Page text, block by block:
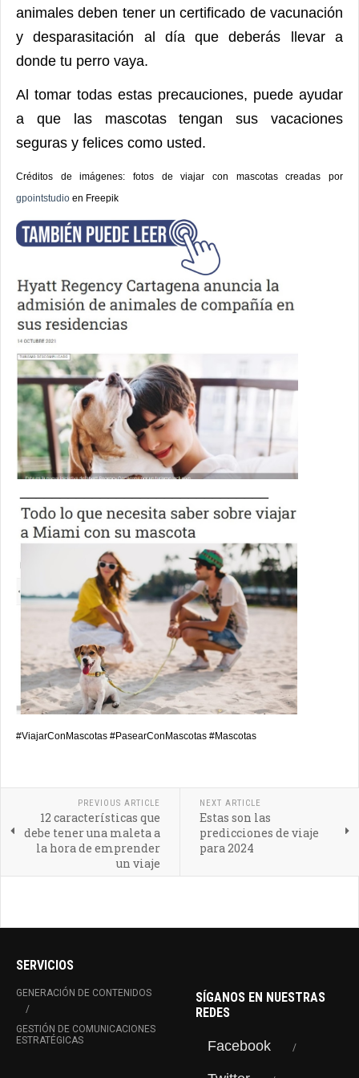
animales deben tener un certificado de vacunación
y desparasitación al día que deberás llevar a
donde tu perro vaya.
Al tomar todas estas precauciones, puede ayudar
a que las mascotas tengan sus vacaciones
seguras y felices como usted.
Créditos de imágenes: fotos de viajar con mascotas creadas por
gpointstudio en Freepik
#ViajarConMascotas #PasearConMascotas #Mascotas
PREVIOUS ARTICLE
12 características que
debe tener una maleta a
la hora de emprender
un viaje
NEXT ARTICLE
Estas son las
predicciones de viaje
para 2024
SERVICIOS
GENERACIÓN DE CONTENIDOS
GESTIÓN DE COMUNICACIONES
ESTRATÉGICAS
SÍGANOS EN NUESTRAS
REDES
Facebook